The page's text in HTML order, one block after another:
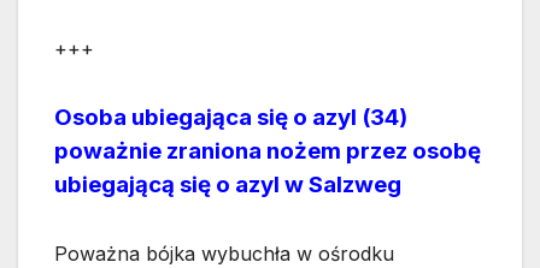
+++
Osoba ubiegająca się o azyl (34)
poważnie zraniona nożem przez osobę
ubiegającą się o azyl w Salzweg
Poważna bójka wybuchła w ośrodku